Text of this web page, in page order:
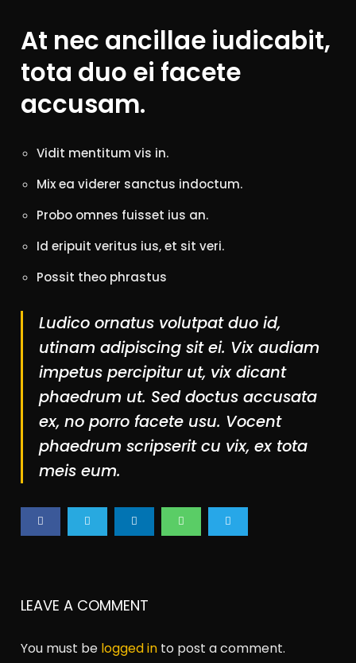
At nec ancillae iudicabit,
tota duo ei facete
accusam.
Vidit mentitum vis in.
Mix ea viderer sanctus indoctum.
Probo omnes fuisset ius an.
Id eripuit veritus ius, et sit veri.
Possit theo phrastus
Ludico ornatus volutpat duo id,
utinam adipiscing sit ei. Vix audiam
impetus percipitur ut, vix dicant
phaedrum ut. Sed doctus accusata
ex, no porro facete usu. Vocent
phaedrum scripserit cu vix, ex tota
meis eum.
LEAVE A COMMENT
You must be logged in to post a comment.